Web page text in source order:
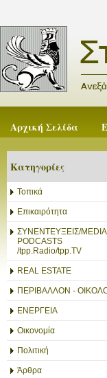
Αρχική Σελίδα
Κατηγορίες
Τοπικά
Επικαιρότητα
ΣΥΝΕΝΤΕΥΞΕΙΣ/
PODCASTS
/tpp.Radio/tpp.TV
REAL ESTATE
ΠΕΡΙΒΑΛΛΟΝ -
ΕΝΕΡΓΕΙΑ
Οικονομία
Πολιτική
Άρθρα